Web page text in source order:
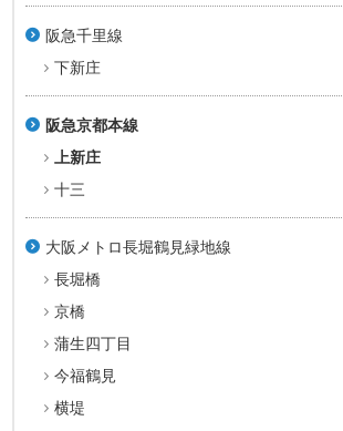
阪急千里線
下新庄
阪急京都本線
上新庄
十三
大阪メトロ長堀鶴見緑地線
長堀橋
京橋
蒲生四丁目
今福鶴見
横堤